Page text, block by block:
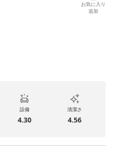
お気に入り
追加
設備
4.30
清潔さ
4.56